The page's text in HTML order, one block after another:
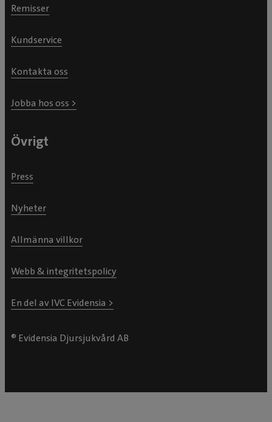
Remisser
Kundservice
Kontakta oss
Jobba hos oss >
Övrigt
Press
Nyheter
Allmänna villkor
Webb & integritetspolicy
En del av IVC Evidensia >
® Evidensia Djursjukvård AB